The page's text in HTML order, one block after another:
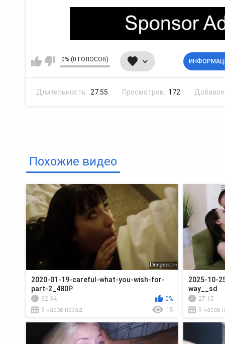
0% (0 ГОЛОСОВ)
Длительность: 27:55 Просмотров: 172
Похожие видео
2020-01-19-careful-what-you-wish-for-
part-2_480P
32:34
0%
9 часов назад
15
2025-10-
way__sd
27:15
9 часов